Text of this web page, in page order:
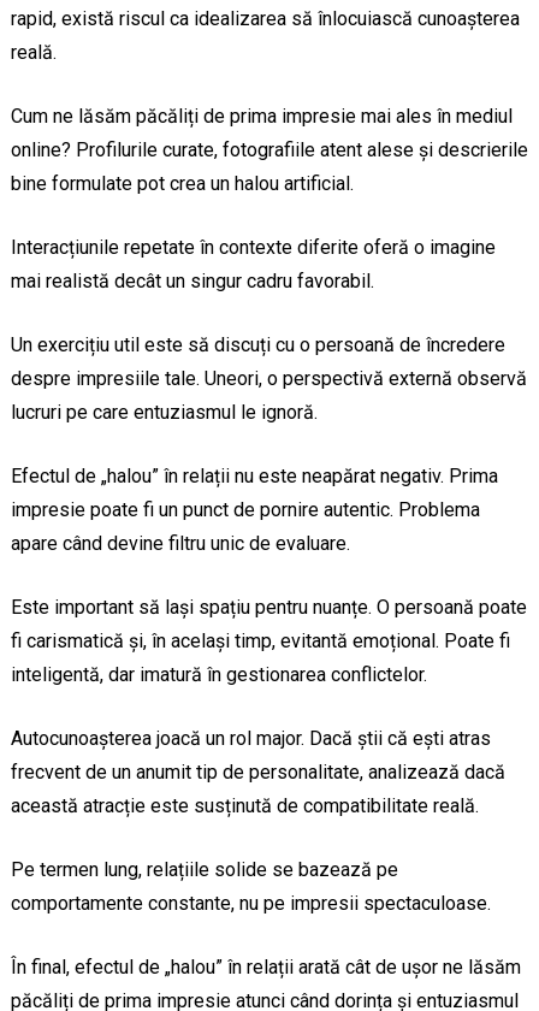
rapid, există riscul ca idealizarea să înlocuiască cunoașterea
reală.
Cum ne lăsăm păcăliți de prima impresie mai ales în mediul
online? Profilurile curate, fotografiile atent alese și descrierile
bine formulate pot crea un halou artificial.
Interacțiunile repetate în contexte diferite oferă o imagine
mai realistă decât un singur cadru favorabil.
Un exercițiu util este să discuți cu o persoană de încredere
despre impresiile tale. Uneori, o perspectivă externă observă
lucruri pe care entuziasmul le ignoră.
Efectul de „halou” în relații nu este neapărat negativ. Prima
impresie poate fi un punct de pornire autentic. Problema
apare când devine filtru unic de evaluare.
Este important să lași spațiu pentru nuanțe. O persoană poate
fi carismatică și, în același timp, evitantă emoțional. Poate fi
inteligentă, dar imatură în gestionarea conflictelor.
Autocunoașterea joacă un rol major. Dacă știi că ești atras
frecvent de un anumit tip de personalitate, analizează dacă
această atracție este susținută de compatibilitate reală.
Pe termen lung, relațiile solide se bazează pe
comportamente constante, nu pe impresii spectaculoase.
În final, efectul de „halou” în relații arată cât de ușor ne lăsăm
păcăliți de prima impresie atunci când dorința și entuziasmul